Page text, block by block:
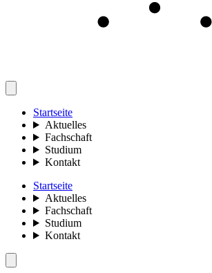
Startseite
Aktuelles
Fachschaft
Studium
Kontakt
Startseite
Aktuelles
Fachschaft
Studium
Kontakt